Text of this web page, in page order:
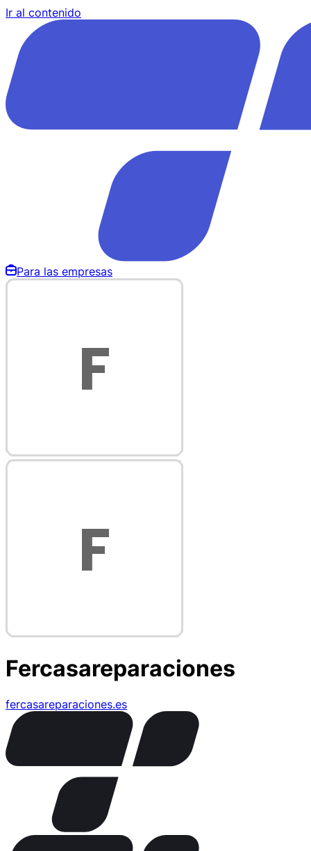
Ir al contenido
Para las empresas
Fercasareparaciones
fercasareparaciones.es